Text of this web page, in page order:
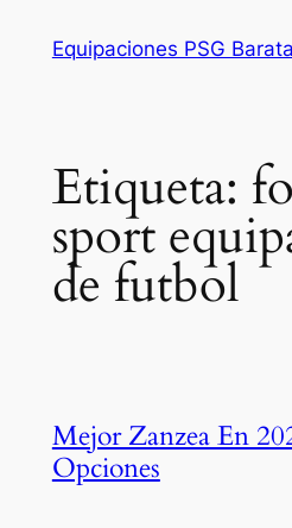
Equipaciones PSG
Etiqueta:
sport
de futbol
Mejor Zanzea En
Opciones